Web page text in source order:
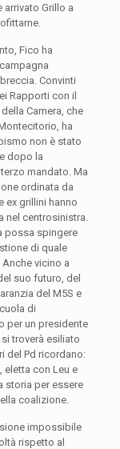
arrivato Grillo a
Fico ha
Convinti
Rapporti con il
Camera, che
ha
non è stato
dopo la
mandato. Ma
ordinata da
ex grillini hanno
nel centrosinistra.
possa spingere
di quale
vicino a
suo futuro, del
del M5S e
di
per un presidente
troverà esiliato
del Pd ricordano:
eletta con Leu e
storia per essere
coalizione.
impossibile
rispetto al